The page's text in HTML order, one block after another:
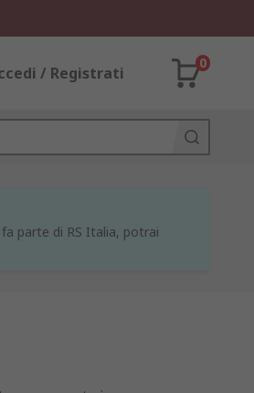
/ Registrati
0
parte di RS Italia, potrai